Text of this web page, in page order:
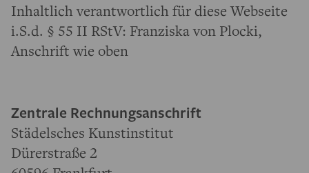
Inhaltlich verantwortlich für diese Webseite
i.S.d. § 55 II RStV: Franziska von Plocki,
Anschrift wie oben
Zentrale Rechnungsanschrift
Städelsches Kunstinstitut
Dürerstraße 2